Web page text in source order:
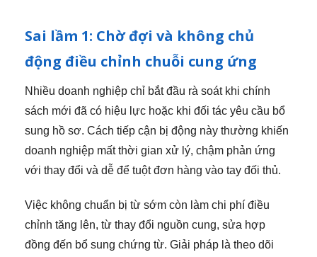
Sai lầm 1: Chờ đợi và không chủ
động điều chỉnh chuỗi cung ứng
Nhiều doanh nghiệp chỉ bắt đầu rà soát khi chính
sách mới đã có hiệu lực hoặc khi đối tác yêu cầu bổ
sung hồ sơ. Cách tiếp cận bị động này thường khiến
doanh nghiệp mất thời gian xử lý, chậm phản ứng
với thay đổi và dễ để tuột đơn hàng vào tay đối thủ.
Việc không chuẩn bị từ sớm còn làm chi phí điều
chỉnh tăng lên, từ thay đổi nguồn cung, sửa hợp
đồng đến bổ sung chứng từ. Giải pháp là theo dõi